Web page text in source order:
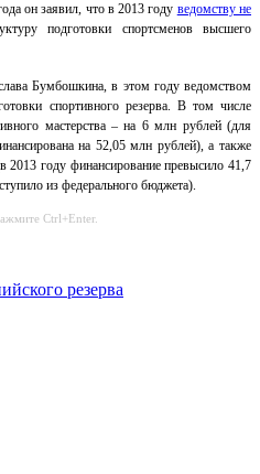
он заявил, что в 2013 году ведомству не
подготовки спортсменов высшего
Бумбошкина, в этом году ведомством
спортивного резерва. В том числе
мастерства – на 6 млн рублей (для
на 52,05 млн рублей), а также
году финансирование превысило 41,7
из федерального бюджета).
Ctrl+Enter.
резерва